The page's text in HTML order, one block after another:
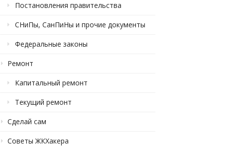
Постановления правительства
СНиПы, СанПиНы и прочие документы
Федеральные законы
Ремонт
Капитальный ремонт
Текущий ремонт
Сделай сам
Советы ЖКХакера